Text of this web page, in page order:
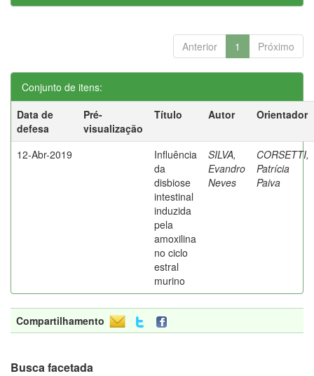
Anterior 1 Próximo
Conjunto de itens:
Data de
defesa
Pré-
visualização
Título Autor Orientador
12-Abr-2019
Influência
da
disbiose
intestinal
induzida
pela
amoxilina
no ciclo
estral
murino
SILVA,
Evandro
Neves
CORSETTI,
Patrícia
Paiva
Compartilhamento
Busca facetada